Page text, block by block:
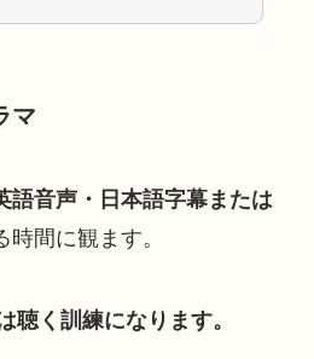
マ
語音声・日本語字幕または
間に観ます。
聴く訓練になります。